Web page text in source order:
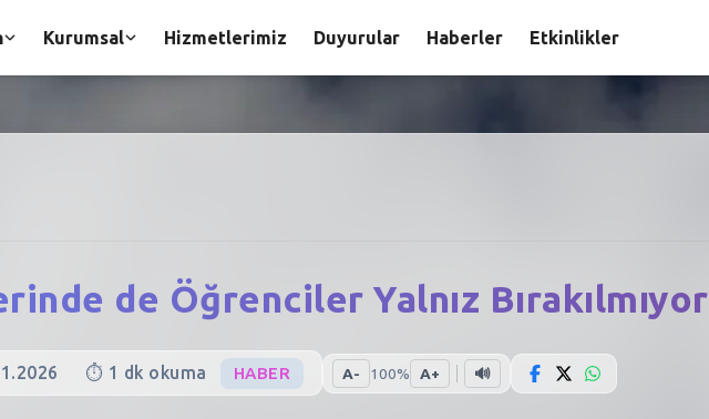
de Öğrenciler Yalnız Bırakılmıyor
⏱️ 1 dk okuma HABER A- 100% A+ 🔊
Kurumsal Hizmetlerimiz Duyurular Haberler Etkinlikler